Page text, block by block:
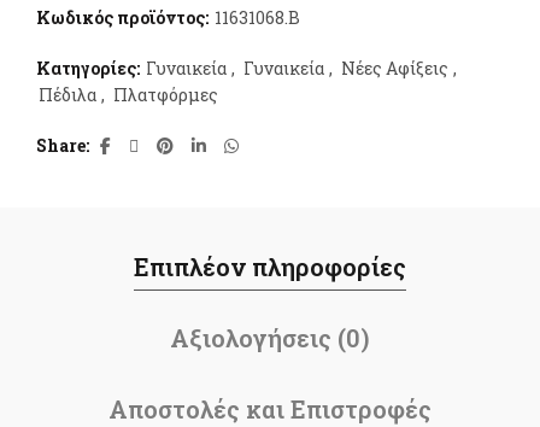
Κωδικός προϊόντος: 11631068.B
Κατηγορίες: Γυναικεία , Γυναικεία , Νέες Αφίξεις ,
Πέδιλα , Πλατφόρμες
Share
Επιπλέον πληροφορίες
Αξιολογήσεις (0)
Αποστολές και Επιστροφές